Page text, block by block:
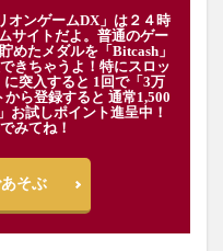
オンゲームDX」は２４時
サイトだよ。普通のゲー
めたメダルを「Bitcash」
きちゃうよ！特にスロッ
突入すると 1回で「3万
ら登録すると 通常1,500
お試しポイント進呈中！
みてね！
そぶ